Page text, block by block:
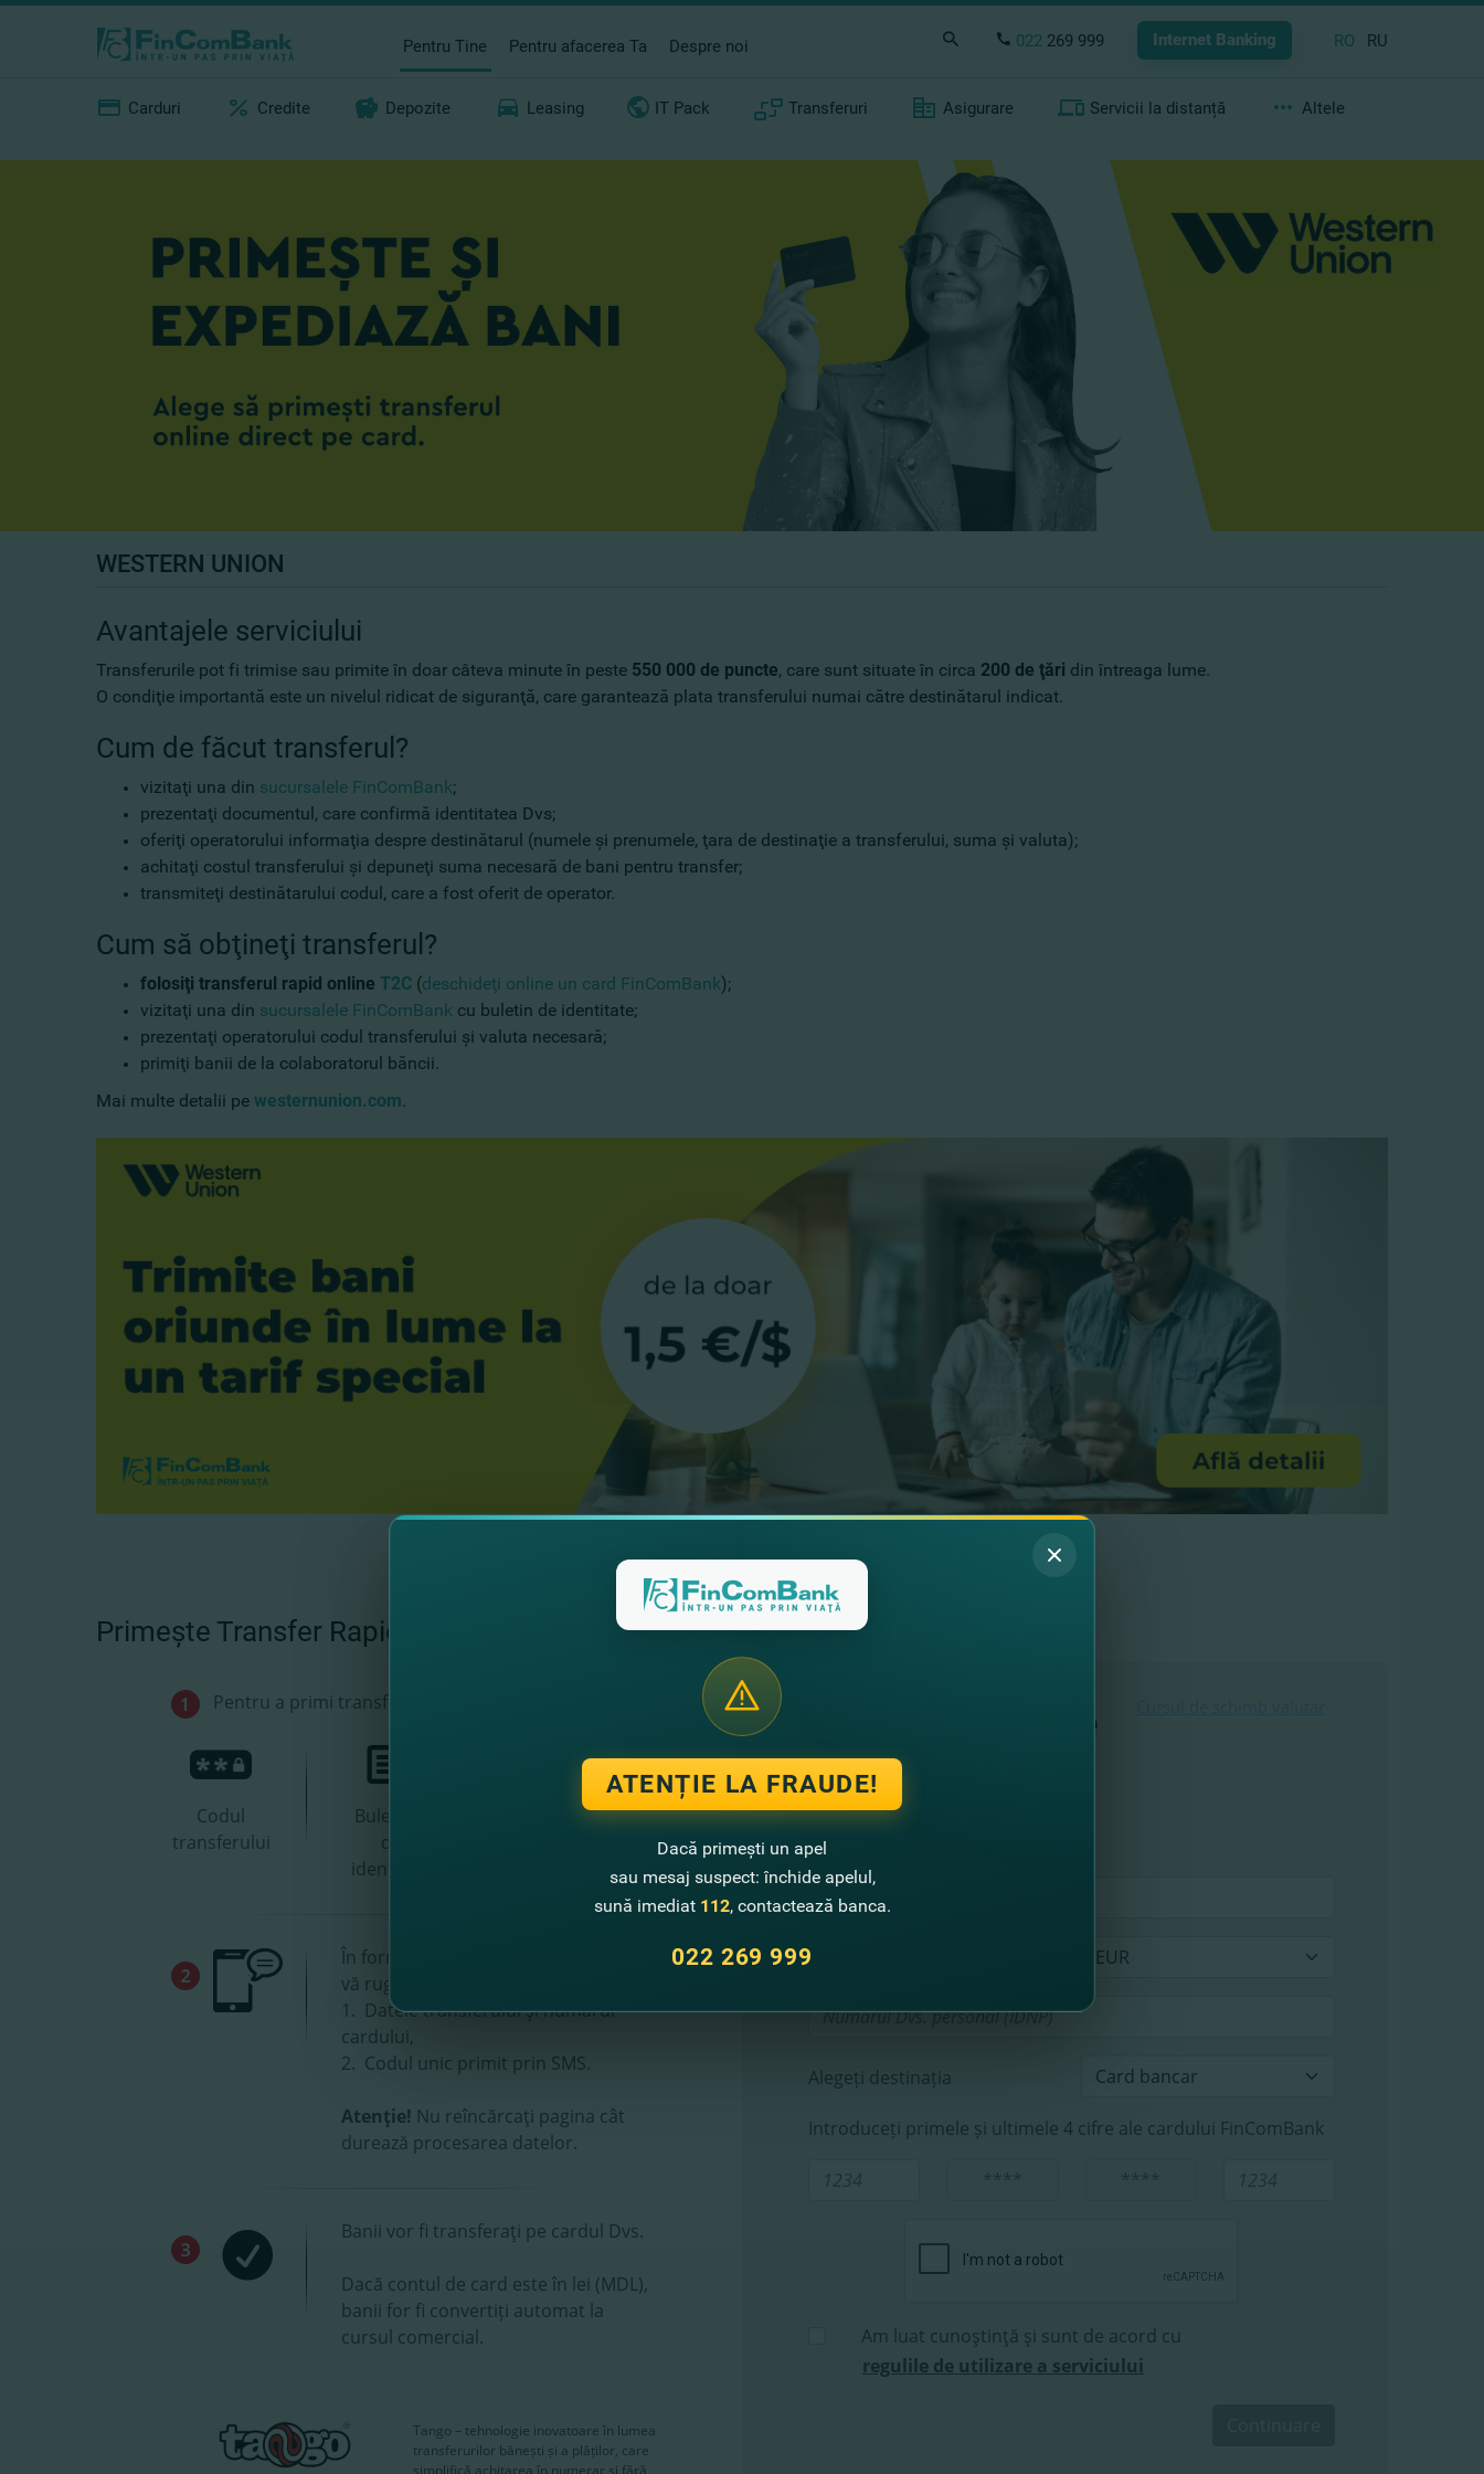
Pentru Tine Pentru afacerea Ta Despre noi 022 269 999 Internet Banking RO RU
Carduri Credite Depozite Leasing IT Pack Transferuri Asigurare Servicii la distanță Altele
WESTERN UNION
Avantajele serviciului
Transferurile pot fi trimise sau primite în doar câteva minute în peste 550 000 de puncte, care sunt situate în circa 200 de ţări din întreaga lume.
O condiţie importantă este un nivelul ridicat de siguranţă, care garantează plata transferului numai către destinătarul indicat.
Cum de făcut transferul?
vizitaţi una din sucursalele FinComBank;
prezentaţi documentul, care confirmă identitatea Dvs;
oferiţi operatorului informaţia despre destinătarul (numele şi prenumele, ţara de destinaţie a transferului, suma şi valuta);
achitaţi costul transferului şi depuneţi suma necesară de bani pentru transfer;
transmiteţi destinătarului codul, care a fost oferit de operator.
Cum să obţineţi transferul?
folosiţi transferul rapid online T2C (deschideţi online un card FinComBank);
vizitaţi una din sucursalele FinComBank cu buletin de identitate;
prezentaţi operatorului codul transferului şi valuta necesară;
primiţi banii de la colaboratorul băncii.
Mai multe detalii pe westernunion.com.
Primeşte Transfer Rapid Online
ATENȚIE LA FRAUDE!
Dacă primești un apel
sau mesaj suspect: închide apelul,
sună imediat 112, contactează banca.
022 269 999